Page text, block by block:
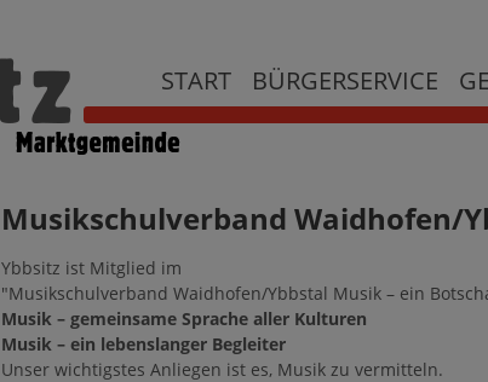
START BÜRGERSERVICE
Musikschulverband Waidhofen/
Ybbsitz ist Mitglied im
"Musikschulverband Waidhofen/Ybbstal Musik – ein
Musik – gemeinsame Sprache aller Kulturen
Musik – ein lebenslanger Begleiter
Unser wichtigstes Anliegen ist es, Musik zu vermitteln.